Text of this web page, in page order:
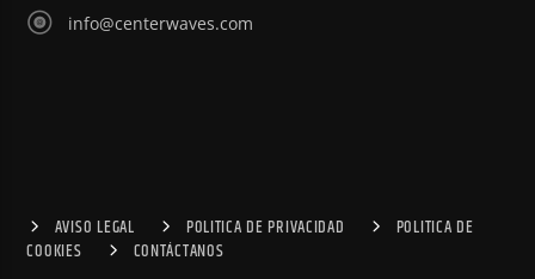
info@centerwaves.com
AVISO LEGAL POLITICA DE PRIVACIDAD
POLITICA DE
COOKIES
CONTÁCTANOS